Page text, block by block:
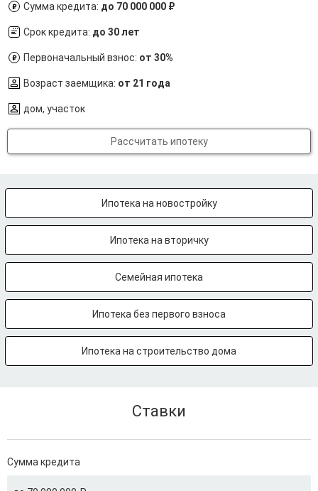
Сумма кредита: до 70 000 000 ₽
Срок кредита: до 30 лет
Первоначальный взнос: от 30%
Возраст заемщика: от 21 года
дом, участок
Рассчитать ипотеку
Ипотека на новостройку
Ипотека на вторичку
Семейная ипотека
Ипотека без первого взноса
Ипотека на строительство дома
Ставки
Сумма кредита